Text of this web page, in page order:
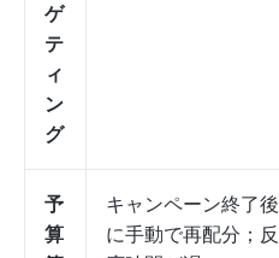
ゲ
テ
ィ
ン
グ
予
算
キャンペーン終了後
に手動で再配分；反